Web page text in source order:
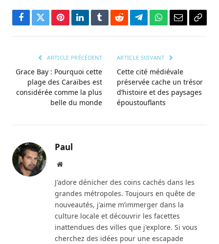
Facebook
TwitterPinterestLinkedInTumblrRedditTélégramme
WhatsApp
Courriel
ARTICLE PRÉCÉDENT
Grace Bay : Pourquoi cette
plage des Caraïbes est
considérée comme la plus
belle du monde
ARTICLE SUIVANT
Cette cité médiévale
préservée cache un trésor
d’histoire et des paysages
époustouflants
Paul
Site
J'adore dénicher des coins cachés dans les
grandes métropoles. Toujours en quête de
nouveautés, j'aime m’immerger dans la
culture locale et découvrir les facettes
inattendues des villes que j'explore. Si vous
cherchez des idées pour une escapade